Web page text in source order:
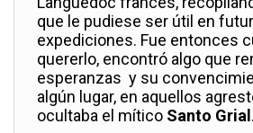
que le pudiese ser útil en
expediciones. Fue entonces
quererlo, encontró algo que
esperanzas y su
algún lugar, en aquellos
ocultaba el mítico Santo Grial .